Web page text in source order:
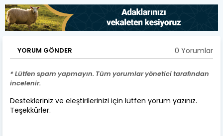
YORUM GÖNDER 0 Yorumlar
* Lütfen spam yapmayın. Tüm yorumlar yönetici tarafından
incelenir.
Destekleriniz ve eleştirilerinizi için lütfen yorum yazınız.
Teşekkürler.